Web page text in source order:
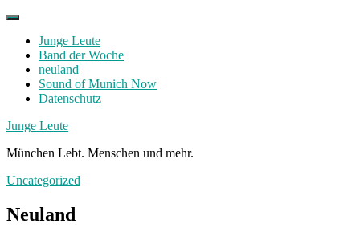
Skip
contentJunge Leute
Band der Woche
neuland
Sound of Munich Now
Datenschutz
Facebook
Twitter
Instagram
Junge Leute
München Lebt. Menschen und mehr.
Uncategorized
Neuland